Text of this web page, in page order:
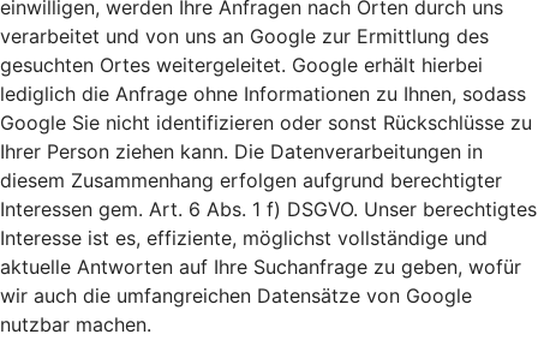
einwilligen, werden Ihre Anfragen nach Orten durch uns
verarbeitet und von uns an Google zur Ermittlung des
gesuchten Ortes weitergeleitet. Google erhält hierbei
lediglich die Anfrage ohne Informationen zu Ihnen, sodass
Google Sie nicht identifizieren oder sonst Rückschlüsse zu
Ihrer Person ziehen kann. Die Datenverarbeitungen in
diesem Zusammenhang erfolgen aufgrund berechtigter
Interessen gem. Art. 6 Abs. 1 f) DSGVO. Unser berechtigtes
Interesse ist es, effiziente, möglichst vollständige und
aktuelle Antworten auf Ihre Suchanfrage zu geben, wofür
wir auch die umfangreichen Datensätze von Google
nutzbar machen.